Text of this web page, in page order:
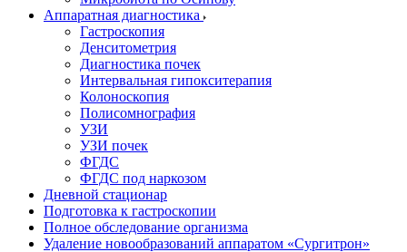
Аппаратная диагностика
Гастроскопия
Денситометрия
Диагностика почек
Интервальная гипокситерапия
Колоноскопия
Полисомнография
УЗИ
УЗИ почек
ФГДС
ФГДС под наркозом
Дневной стационар
Подготовка к гастроскопии
Полное обследование организма
Удаление новообразований аппаратом «Сургитрон»‎